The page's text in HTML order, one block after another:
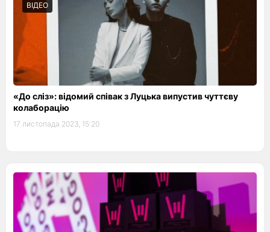
ВІДЕО
«До сліз»: відомий співак з Луцька випустив чуттєву
колаборацію
17 листопада 2023, 15:20